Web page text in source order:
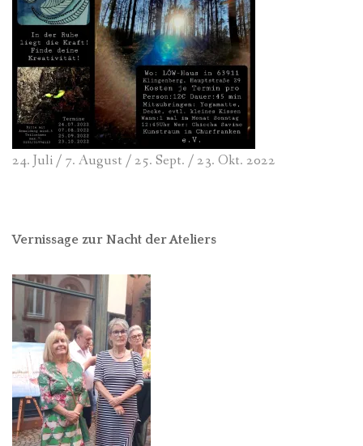
24. Juli / 7. August / 25. Sept. / 23. Okt. 2022
Vernissage zur Nacht der Ateliers